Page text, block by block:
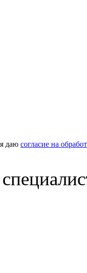
даю согласие на